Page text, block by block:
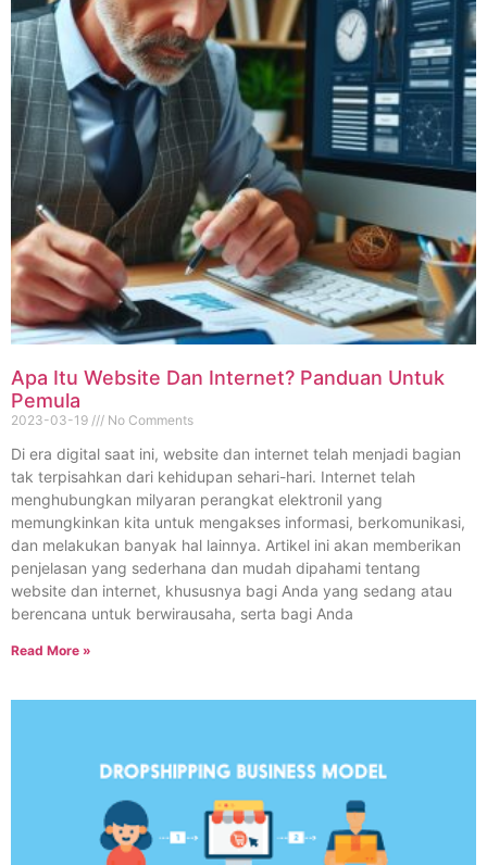
Apa Itu Website Dan Internet? Panduan Untuk
Pemula
2023-03-19 No Comments
Di era digital saat ini, website dan internet telah menjadi bagian
tak terpisahkan dari kehidupan sehari-hari. Internet telah
menghubungkan milyaran perangkat elektronil yang
memungkinkan kita untuk mengakses informasi, berkomunikasi,
dan melakukan banyak hal lainnya. Artikel ini akan memberikan
penjelasan yang sederhana dan mudah dipahami tentang
website dan internet, khususnya bagi Anda yang sedang atau
berencana untuk berwirausaha, serta bagi Anda
Read More »